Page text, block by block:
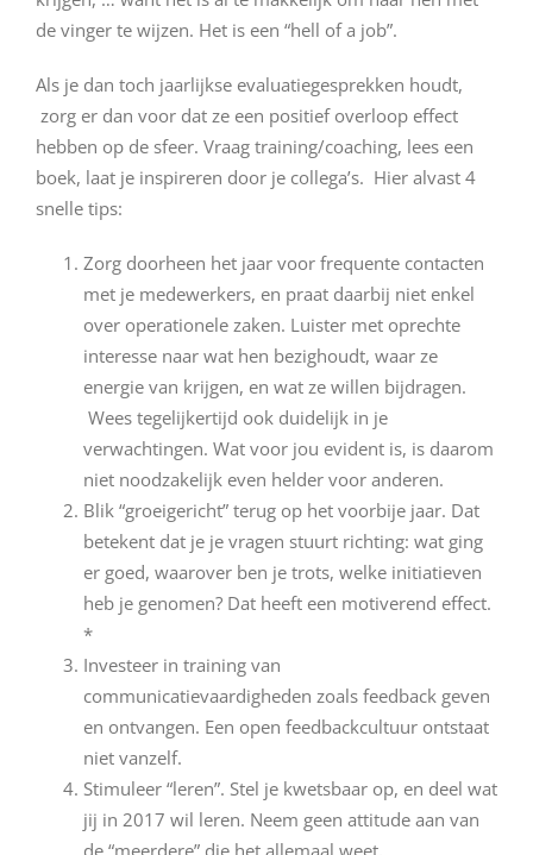
de vinger te wijzen. Het is een “hell of a job”.
Als je dan toch jaarlijkse evaluatiegesprekken houdt,
zorg er dan voor dat ze een positief overloop effect
hebben op de sfeer. Vraag training/coaching, lees een
boek, laat je inspireren door je collega’s. Hier alvast 4
snelle tips:
Zorg doorheen het jaar voor frequente contacten
met je medewerkers, en praat daarbij niet enkel
over operationele zaken. Luister met oprechte
interesse naar wat hen bezighoudt, waar ze
energie van krijgen, en wat ze willen bijdragen.
Wees tegelijkertijd ook duidelijk in je
verwachtingen. Wat voor jou evident is, is daarom
niet noodzakelijk even helder voor anderen.
Blik “groeigericht” terug op het voorbije jaar. Dat
betekent dat je je vragen stuurt richting: wat ging
er goed, waarover ben je trots, welke initiatieven
heb je genomen? Dat heeft een motiverend effect.
*
Investeer in training van
communicatievaardigheden zoals feedback geven
en ontvangen. Een open feedbackcultuur ontstaat
niet vanzelf.
Stimuleer “leren”. Stel je kwetsbaar op, en deel wat
jij in 2017 wil leren. Neem geen attitude aan van
de “meerdere” die het allemaal weet.